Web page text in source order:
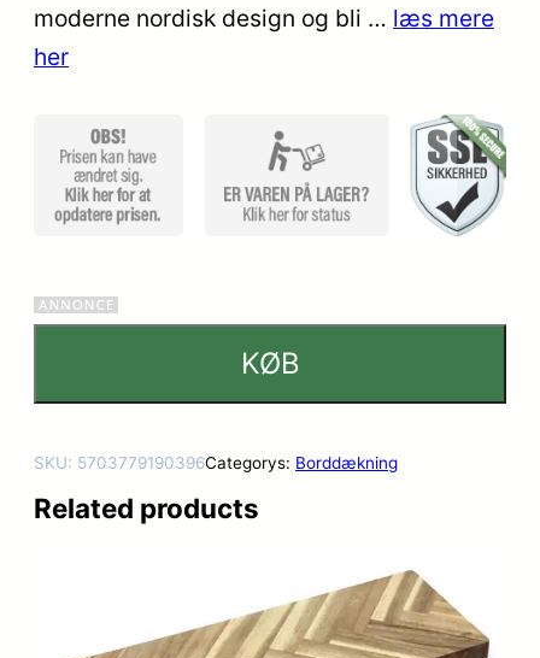
moderne nordisk design og bli … læs mere
her
KØB
SKU: 5703779190396Categorys: Borddækning
Related products